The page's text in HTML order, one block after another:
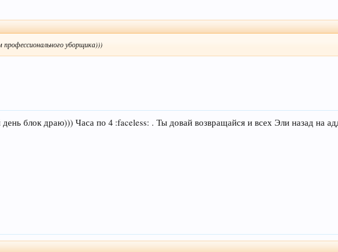
профессионального уборщика)))
блок драю))) Часа по 4 :faceless: . Ты довай возвращайся и всех Эли назад на